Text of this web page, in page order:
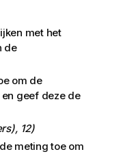
met het
de
om de
geef deze de
12)
meting toe om